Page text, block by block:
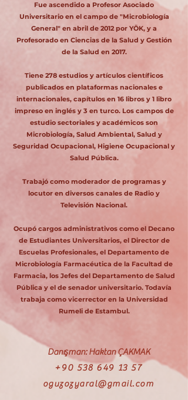
Fue ascendido a Profesor Asociado
Universitario en el campo de "Microbiología
General" en abril de 2012 por YÖK, y a
Profesorado en Ciencias de la Salud y Gestión
de la Salud en 2017.
Tiene 278 estudios y artículos científicos
publicados en plataformas nacionales e
internacionales, capítulos en 16 libros y 1 libro
impreso en inglés y 3 en turco. Los campos de
estudio sectoriales y académicos son
Microbiología, Salud Ambiental, Salud y
Seguridad Ocupacional, Higiene Ocupacional y
Salud Pública.
Trabajó como moderador de programas y
locutor en diversos canales de Radio y
Televisión Nacional.
Ocupó cargos administrativos como el Decano
de Estudiantes Universitarios, el Director de
Escuelas Profesionales, el Departamento de
Microbiología Farmacéutica de la Facultad de
Farmacia, los Jefes del Departamento de Salud
Pública y el de senador universitario. Todavía
trabaja como vicerrector en la Universidad
Rumeli de Estambul.
Danışman: Haktan ÇAKMAK
+90 538 649 13 57
oguzozyaral@gmail.com